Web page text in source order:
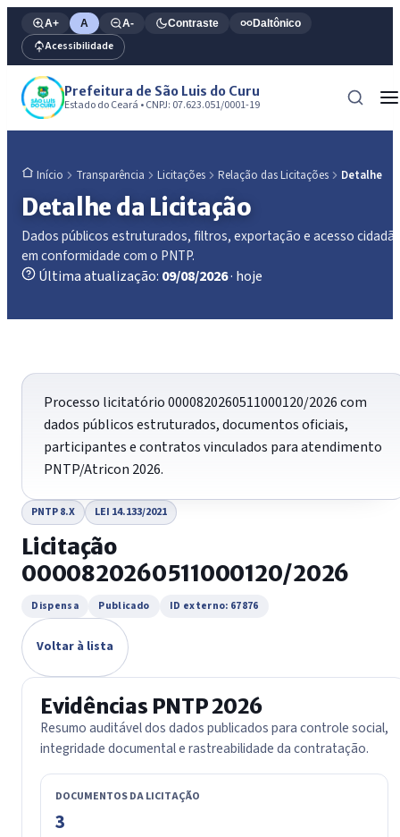
A+ A A- Contraste Daltônico
Acessibilidade
Prefeitura de São Luis do Curu
Estado do Ceará • CNPJ: 07.623.051/0001-19
Início Transparência Licitações Relação das Licitações Detalhe
Detalhe da Licitação
Dados públicos estruturados, filtros, exportação e acesso
em conformidade com o PNTP.
Última atualização: 09/08/2026· hoje
Processo licitatório 0000820260511000120/2026 com
dados públicos estruturados, documentos oficiais,
participantes e contratos vinculados para atendimento
PNTP/Atricon 2026.
PNTP 8.X LEI 14.133/2021
Licitação
0000820260511000120/2026
Dispensa Publicado ID externo: 67876
Voltar à lista
Evidências PNTP 2026
Resumo auditável dos dados publicados para controle social,
integridade documental e rastreabilidade da contratação.
DOCUMENTOS DA LICITAÇÃO
3